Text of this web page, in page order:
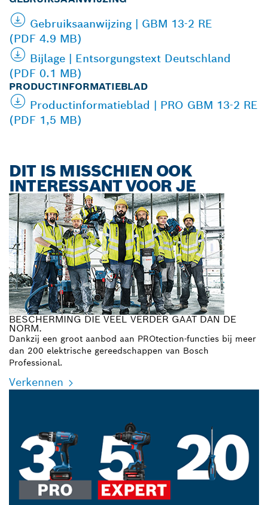
Gebruiksaanwijzing | GBM 13-2 RE
(PDF 4.9 MB)
Bijlage | Entsorgungstext Deutschland
(PDF 0.1 MB)
PRODUCTINFORMATIEBLAD
Productinformatieblad | PRO GBM 13-2 RE
(PDF 1,5 MB)
DIT IS MISSCHIEN OOK
INTERESSANT VOOR JE
BESCHERMING DIE VEEL VERDER GAAT DAN DE
NORM.
Dankzij een groot aanbod aan PROtection-functies bij meer
dan 200 elektrische gereedschappen van Bosch
Professional.
Verkennen